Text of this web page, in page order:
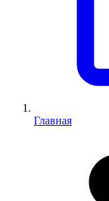
Главная